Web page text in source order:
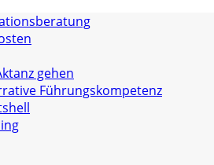
gehen
Führungskompetenz